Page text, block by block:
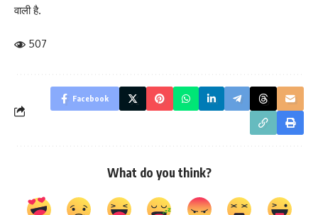
वाली है.
507
Facebook
What do you think?